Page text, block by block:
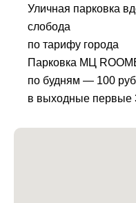
Уличная парковка
слобода
по тарифу города
Парковка МЦ
по будням — 100
в выходные